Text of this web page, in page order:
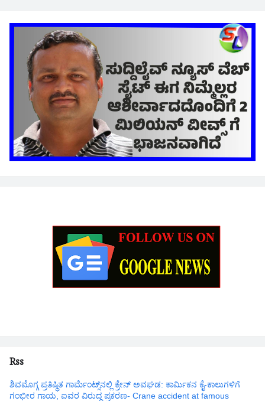
Rss
ಶಿವಮೊಗ್ಗ ಪ್ರತಿಷ್ಥಿತ ಗಾರ್ಮೆಂಟ್ಸ್‌ನಲ್ಲಿ ಕ್ರೇನ್ ಅವಘಡ: ಕಾರ್ಮಿಕನ ಕೈ-ಕಾಲುಗಳಿಗೆ
ಗಂಭೀರ ಗಾಯ, ಐವರ ವಿರುದ್ಧ ಪ್ರಕರಣ- Crane accident at famous